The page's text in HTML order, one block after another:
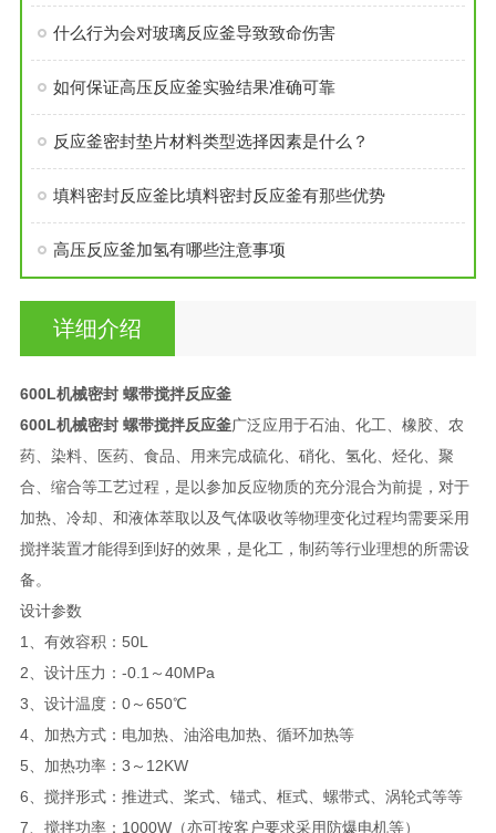
什么行为会对玻璃反应釜导致致命伤害
如何保证高压反应釜实验结果准确可靠
反应釜密封垫片材料类型选择因素是什么？
填料密封反应釜比填料密封反应釜有那些优势
高压反应釜加氢有哪些注意事项
详细介绍
600L机械密封 螺带搅拌反应釜
600L机械密封 螺带搅拌反应釜广泛应用于石油、化工、橡胶、农
药、染料、医药、食品、用来完成硫化、硝化、氢化、烃化、聚
合、缩合等工艺过程，是以参加反应物质的充分混合为前提，对于
加热、冷却、和液体萃取以及气体吸收等物理变化过程均需要采用
搅拌装置才能得到到好的效果，是化工，制药等行业理想的所需设
备。
设计参数
1、有效容积：50L
2、设计压力：-0.1～40MPa
3、设计温度：0～650℃
4、加热方式：电加热、油浴电加热、循环加热等
5、加热功率：3～12KW
6、搅拌形式：推进式、桨式、锚式、框式、螺带式、涡轮式等等
7、搅拌功率：1000W（亦可按客户要求采用防爆电机等）